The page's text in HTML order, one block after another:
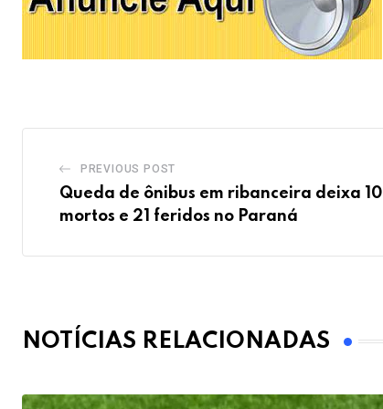
PREVIOUS POST
Queda de ônibus em ribanceira deixa 10
mortos e 21 feridos no Paraná
NOTÍCIAS RELACIONADAS